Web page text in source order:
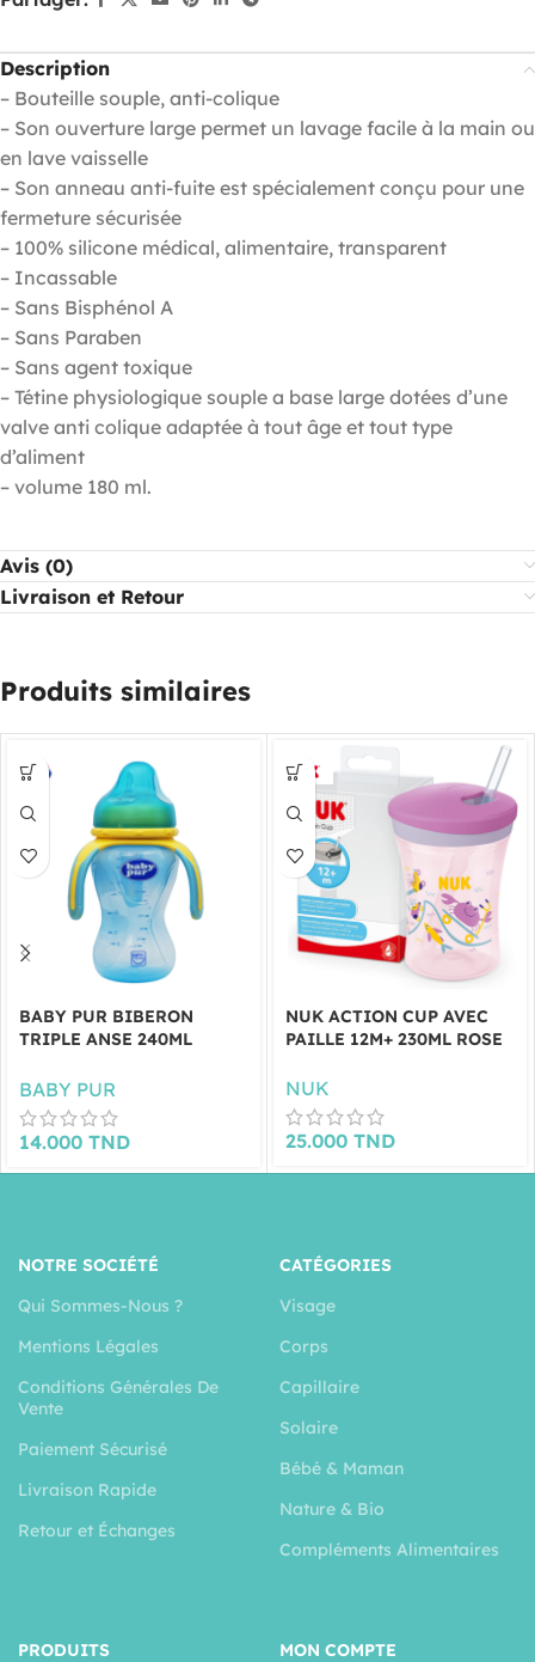
Description
– Bouteille souple, anti-colique
– Son ouverture large permet un lavage facile à la main ou
en lave vaisselle
– Son anneau anti-fuite est spécialement conçu pour une
fermeture sécurisée
– 100% silicone médical, alimentaire, transparent
– Incassable
– Sans Bisphénol A
– Sans Paraben
– Sans agent toxique
– Tétine physiologique souple a base large dotées d’une
valve anti colique adaptée à tout âge et tout type
d’aliment
– volume 180 ml.
Avis (0)
Livraison et Retour
Produits similaires
BABY PUR BIBERON
TRIPLE ANSE 240ML
BABY PUR
14.000 TND
NUK ACTION CUP AVEC
PAILLE 12M+ 230ML ROSE
NUK
25.000 TND
NOTRE SOCIÉTÉ
Qui Sommes-Nous ?
Mentions Légales
Conditions Générales De
Vente
Paiement Sécurisé
Livraison Rapide
Retour et Échanges
CATÉGORIES
Visage
Corps
Capillaire
Solaire
Bébé & Maman
Nature & Bio
Compléments Alimentaires
PRODUITS
MON COMPTE